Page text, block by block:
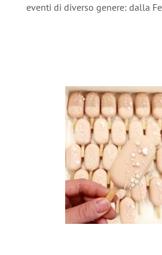
eventi di diverso genere: dalla